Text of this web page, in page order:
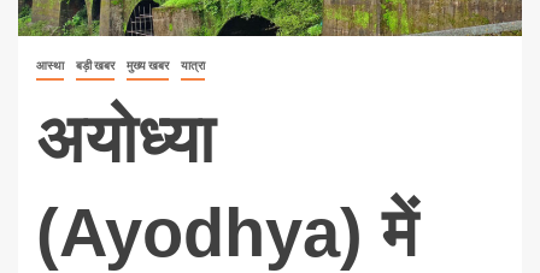
आस्था बड़ी खबर मुख्य खबर यात्रा
अयोध्या
(Ayodhya) में